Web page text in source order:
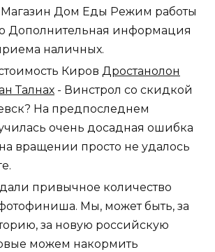
Магазин Дом Еды Режим работы
Дополнительная информация
наличных.
Киров Дростанолон
Талнах - Винстрол со скидкой
На предпоследнем
очень досадная ошибка
вращении просто не удалось
привычное количество
Мы, может быть, за
за новую российскую
можем накормить